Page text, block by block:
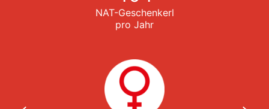
NAT-Geschenkerl
pro Jahr